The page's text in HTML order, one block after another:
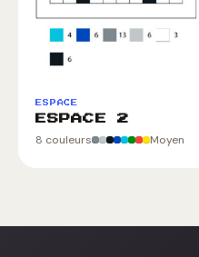
ESPACE
ESPACE 2
8 couleurs Moyen